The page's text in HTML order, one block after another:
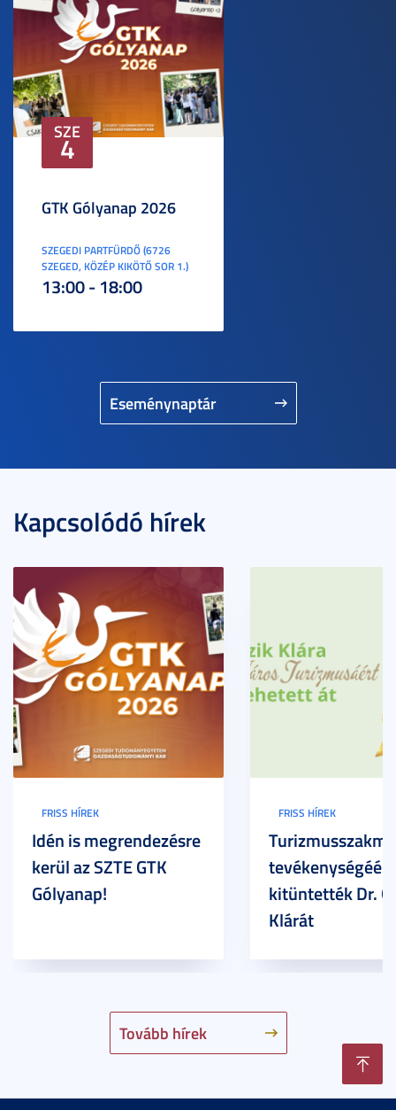
Eseménynaptár
SZE
4
GTK Gólyanap 2026
SZEGEDI PARTFÜRDŐ (6726
SZEGED, KÖZÉP KIKÖTŐ SOR 1.)
13:00 - 18:00
Kapcsolódó hírek
Tovább hírek
FRISS HÍREK
Idén is megrendezésre
kerül az SZTE GTK
Gólyanap!
FRISS HÍREK
tevékenységéért
kitüntették Dr.
Klárát